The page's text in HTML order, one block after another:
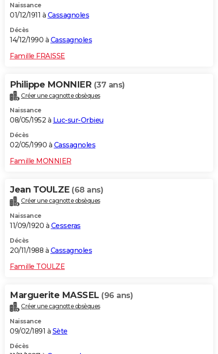
Naissance
01/12/1911 à Cassagnoles
Décès
14/12/1990 à Cassagnoles
Famille FRAISSE
Philippe MONNIER (37 ans)
Créer une cagnotte obsèques
Naissance
08/05/1952 à Luc-sur-Orbieu
Décès
02/05/1990 à Cassagnoles
Famille MONNIER
Jean TOULZE (68 ans)
Créer une cagnotte obsèques
Naissance
11/09/1920 à Cesseras
Décès
20/11/1988 à Cassagnoles
Famille TOULZE
Marguerite MASSEL (96 ans)
Créer une cagnotte obsèques
Naissance
09/02/1891 à Sète
Décès